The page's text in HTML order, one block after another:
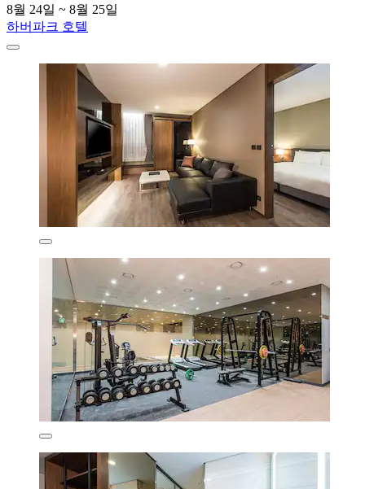
8월 24일 ~ 8월 25일
하버파크 호텔